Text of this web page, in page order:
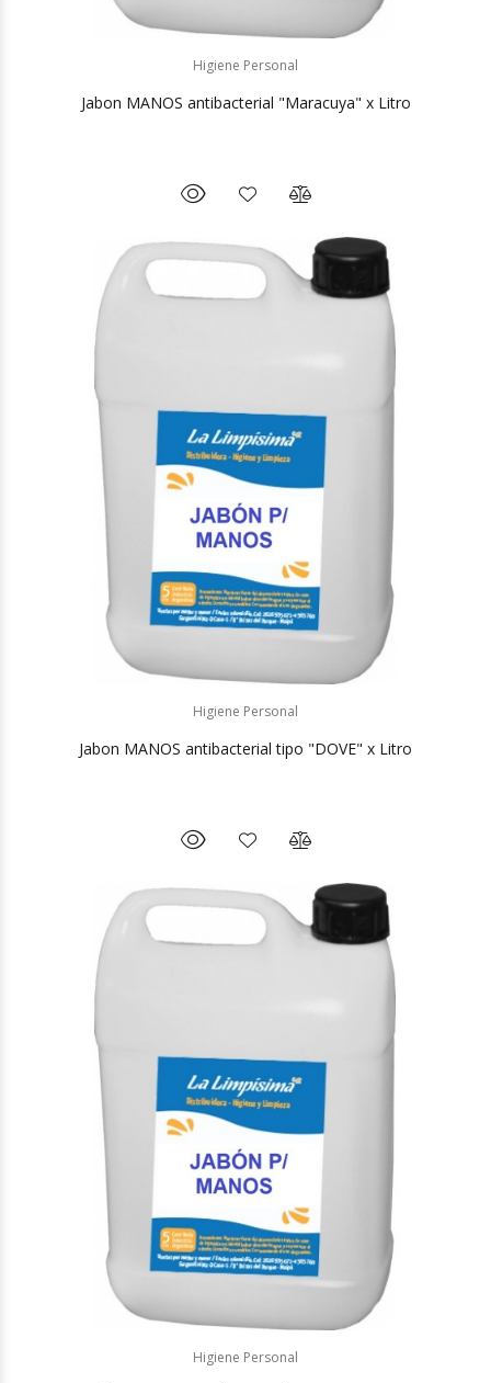
Higiene Personal
Jabon MANOS antibacterial "Maracuya" x Litro
Higiene Personal
Jabon MANOS antibacterial tipo "DOVE" x Litro
Higiene Personal